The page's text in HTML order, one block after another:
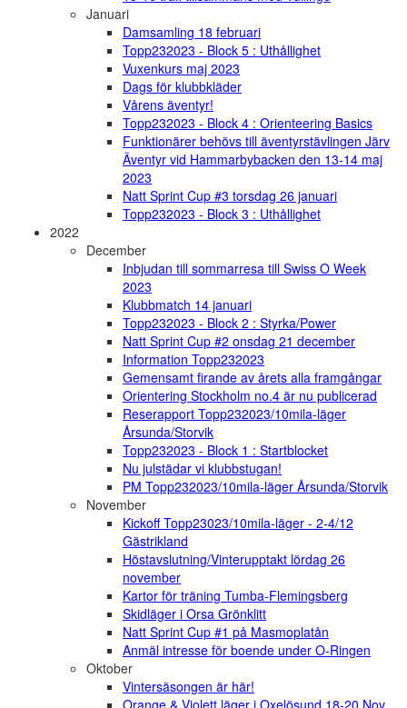
Januari
Damsamling 18 februari
Topp232023 - Block 5 : Uthållighet
Vuxenkurs maj 2023
Dags för klubbkläder
Vårens äventyr!
Topp232023 - Block 4 : Orienteering Basics
Funktionärer behövs till äventyrstävlingen Järv
Äventyr vid Hammarbybacken den 13-14 maj
2023
Natt Sprint Cup #3 torsdag 26 januari
Topp232023 - Block 3 : Uthållighet
2022
December
Inbjudan till sommarresa till Swiss O Week
2023
Klubbmatch 14 januari
Topp232023 - Block 2 : Styrka/Power
Natt Sprint Cup #2 onsdag 21 december
Information Topp232023
Gemensamt firande av årets alla framgångar
Orientering Stockholm no.4 är nu publicerad
Reserapport Topp232023/10mila-läger
Årsunda/Storvik
Topp232023 - Block 1 : Startblocket
Nu julstädar vi klubbstugan!
PM Topp232023/10mila-läger Årsunda/Storvik
November
Kickoff Topp23023/10mila-läger - 2-4/12
Gästrikland
Höstavslutning/Vinterupptakt lördag 26
november
Kartor för träning Tumba-Flemingsberg
Skidläger i Orsa Grönklitt
Natt Sprint Cup #1 på Masmoplatån
Anmäl intresse för boende under O-Ringen
Oktober
Vintersäsongen är här!
Orange & Violett läger i Oxelösund 18-20 Nov